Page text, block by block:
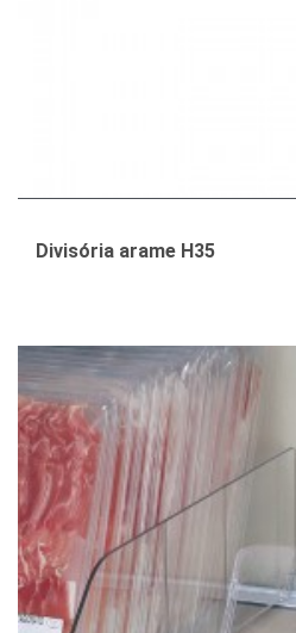
Divisória arame H35